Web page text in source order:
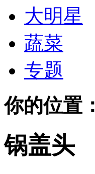
大明星
蔬菜
专题
你的位置：
锅盖头